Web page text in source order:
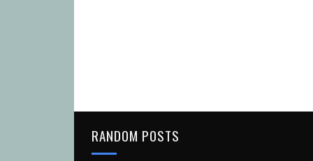
RANDOM POSTS